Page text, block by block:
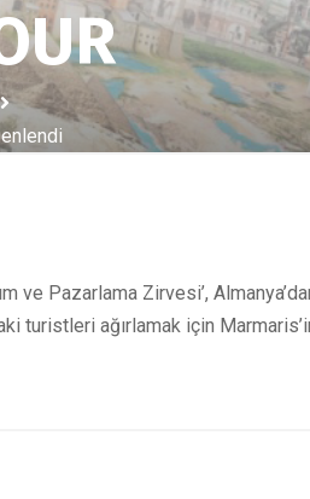
ve Pazarlama Zirvesi’,
turistleri ağırlamak için